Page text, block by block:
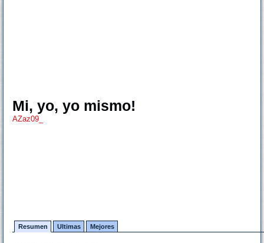
Mi, yo, yo mismo!
AZaz09_
Resumen Ultimas Mejores